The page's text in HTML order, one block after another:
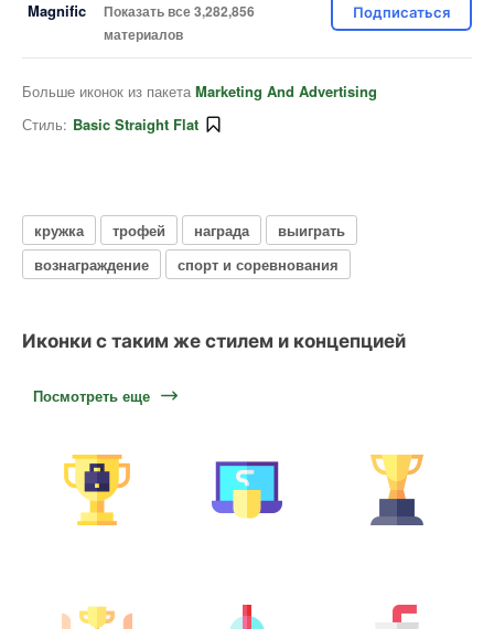
Показать все 3,282,856
материалов
Подписаться
Больше иконок из пакета Marketing And Advertising
Стиль: Basic Straight Flat
кружка трофей награда
выиграть
вознаграждение
спорт и соревнования
Иконки с таким же стилем и концепцией
Посмотреть еще